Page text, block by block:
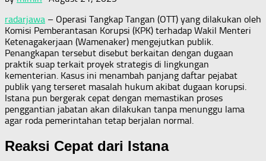
radarjawa – Operasi Tangkap Tangan (OTT) yang dilakukan oleh
Komisi Pemberantasan Korupsi (KPK) terhadap Wakil Menteri
Ketenagakerjaan (Wamenaker) mengejutkan publik.
Penangkapan tersebut disebut berkaitan dengan dugaan
praktik suap terkait proyek strategis di lingkungan
kementerian. Kasus ini menambah panjang daftar pejabat
publik yang terseret masalah hukum akibat dugaan korupsi.
Istana pun bergerak cepat dengan memastikan proses
penggantian jabatan akan dilakukan tanpa menunggu lama
agar roda pemerintahan tetap berjalan normal.
Reaksi Cepat dari Istana